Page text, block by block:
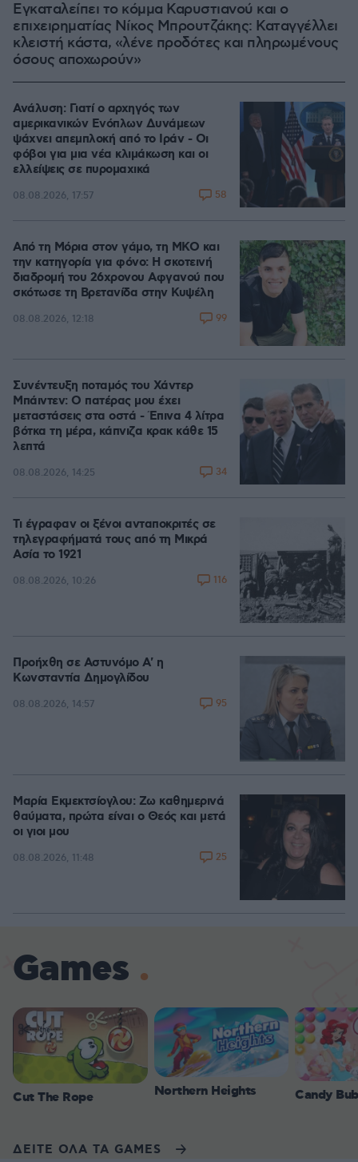
Εγκαταλείπει το κόμμα Καρυστιανού και ο
επιχειρηματίας Νίκος Μπρουτζάκης: Καταγγέλλει
κλειστή κάστα, «λένε προδότες και πληρωμένους
όσους αποχωρούν»
Ανάλυση: Γιατί ο αρχηγός των
αμερικανικών Ενόπλων Δυνάμεων
ψάχνει απεμπλοκή από το Ιράν - Οι
φόβοι για μια νέα κλιμάκωση και οι
ελλείψεις σε πυρομαχικά
08.08.2026, 17:57 58
Από τη Μόρια στον γάμο, τη ΜΚΟ και
την κατηγορία για φόνο: Η σκοτεινή
διαδρομή του 26χρονου Αφγανού που
σκότωσε τη Βρετανίδα στην Κυψέλη
08.08.2026, 12:18 99
Συνέντευξη ποταμός του Χάντερ
Μπάιντεν: Ο πατέρας μου έχει
μεταστάσεις στα οστά - Έπινα 4 λίτρα
βότκα τη μέρα, κάπνιζα κρακ κάθε 15
λεπτά
08.08.2026, 14:25 34
Τι έγραφαν οι ξένοι ανταποκριτές σε
τηλεγραφήματά τους από τη Μικρά
Ασία το 1921
08.08.2026, 10:26 116
Προήχθη σε Αστυνόμο Α' η
Κωνσταντία Δημογλίδου
08.08.2026, 14:57 95
Μαρία Εκμεκτσίογλου: Ζω καθημερινά
θαύματα, πρώτα είναι ο Θεός και μετά
οι γιοι μου
08.08.2026, 11:48 25
Games
Cut The Rope Northern Heights Candy
ΔΕΙΤΕ ΟΛΑ ΤΑ GAMES